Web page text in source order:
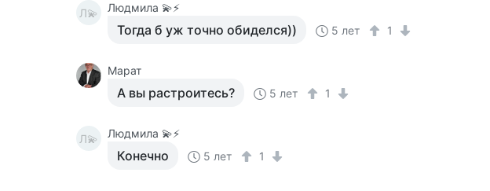
Л💫 Людмила 💫⚡
Тогда б уж точно обиделся)) 5 лет 1
Марат
А вы растроитесь? 5 лет 1
Л💫 Людмила 💫⚡
Конечно 5 лет 1